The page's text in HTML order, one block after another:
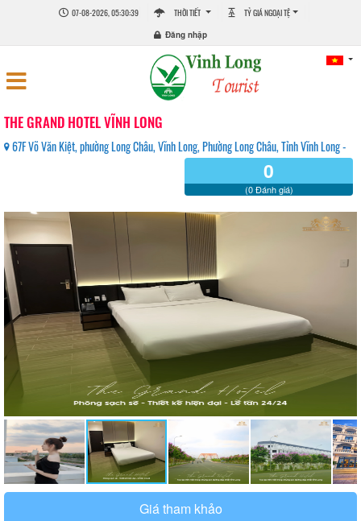
07-08-2026, 05:30:39 THỜI TIẾT TỶ GIÁ NGOẠI TỆ
Đăng nhập
THE GRAND HOTEL VĨNH LONG
67F Võ Văn Kiệt, phường Long Châu, Vĩnh Long, Phường Long Châu, Tỉnh Vĩnh Long -
0
(0 Đánh giá)
Giá tham khảo